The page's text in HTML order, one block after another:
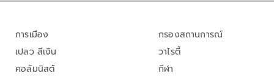
การเมือง
เปลว สีเงิน
คอลัมนิสต์
กรองสถานการณ์
วาไรตี้
กีฬา